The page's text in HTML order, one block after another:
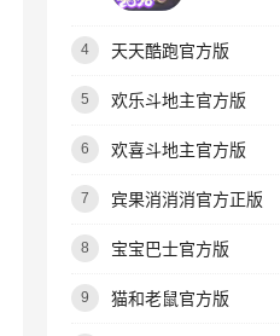
4 天天酷跑官方版
5 欢乐斗地主官方版
6 欢喜斗地主官方版
7 宾果消消消官方正版
8 宝宝巴士官方版
9 猫和老鼠官方版